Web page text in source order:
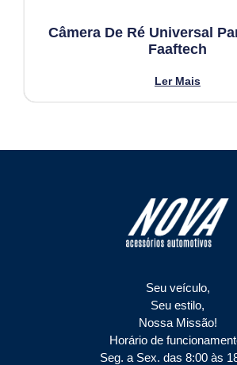
Câmera De Ré Universal
Faaftech
Ler Mais
Seu veículo,
Seu estilo,
Nossa Missão!
Horário de
Seg. a Sex. das 8:00 às